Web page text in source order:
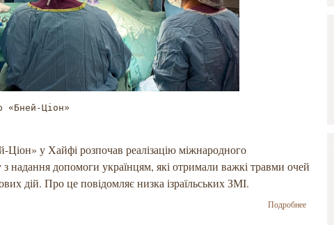
«Бней-Ціон»
у Хайфі розпочав реалізацію міжнародного
з надання допомоги українцям, які отримали важкі травми очей
дій. Про це повідомляє низка ізраїльських ЗМІ.
Подробнеео В